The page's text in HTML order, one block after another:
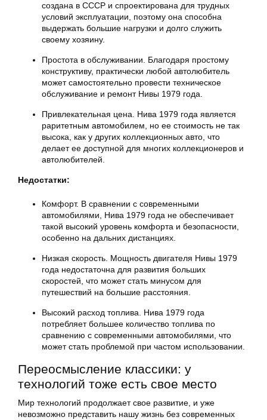
создана в СССР и спроектирована для трудных
условий эксплуатации, поэтому она способна
выдержать большие нагрузки и долго служить
своему хозяину.
Простота в обслуживании. Благодаря простому
конструктиву, практически любой автолюбитель
может самостоятельно провести техническое
обслуживание и ремонт Нивы 1979 года.
Привлекательная цена. Нива 1979 года является
раритетным автомобилем, но ее стоимость не так
высока, как у других коллекционных авто, что
делает ее доступной для многих коллекционеров и
автолюбителей.
Недостатки:
Комфорт. В сравнении с современными
автомобилями, Нива 1979 года не обеспечивает
такой высокий уровень комфорта и безопасности,
особенно на дальних дистанциях.
Низкая скорость. Мощность двигателя Нивы 1979
года недостаточна для развития больших
скоростей, что может стать минусом для
путешествий на большие расстояния.
Высокий расход топлива. Нива 1979 года
потребляет большее количество топлива по
сравнению с современными автомобилями, что
может стать проблемой при частом использовании.
Переосмысление классики: у
технологий тоже есть свое место
Мир технологий продолжает свое развитие, и уже
невозможно представить нашу жизнь без современных